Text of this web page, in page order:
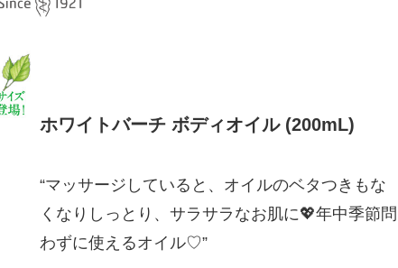
ホワイトバーチ ボディオイル (200mL)
“マッサージしていると、オイルのベタつきもな
くなりしっとり、サラサラなお肌に💖年中季節問
わずに使えるオイル♡”